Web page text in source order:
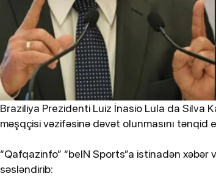
Braziliya Prezidenti Luiz İnasio Lula da Silva
məşqçisi vəzifəsinə dəvət olunmasını tənqid
“Qafqazinfo” “beIN Sports”a istinadən
səsləndirib: